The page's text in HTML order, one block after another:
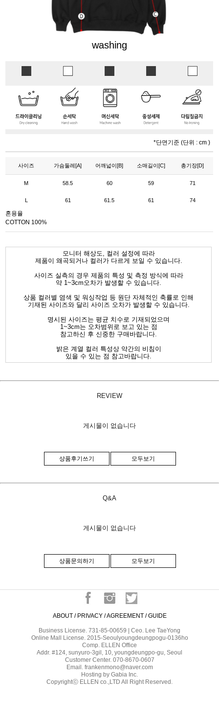
washing
*단면기준 (단위 : cm )
사이즈 가슴둘레[A] 어깨넓이[B] 소매길이[C] 총기장[D]
M 58.5 60 59 71
L 61 61.5 61 74
혼용율
COTTON 100%
모니터 해상도, 컬러 설정에 따라
제품이 왜곡되거나 컬러가 다르게 보일 수 있습니다.
사이즈 실측의 경우 제품의 특성 및 측정 방식에 따라
약 1~3cm오차가 발생할 수 있습니다.
상품 컬러별 염색 및 워싱작업 등 원단 자체적인 축률로 인해
기재된 사이즈와 달리 사이즈 오차가 발생할 수 있습니다.
명시된 사이즈는 평균 치수로 기재되었으며
1~3cm는 오차범위로 보고 있는 점
참고하신 후 신중한 구매바랍니다.
밝은 계열 컬러 특성상 약간의 비침이
있을 수 있는 점 참고바랍니다.
REVIEW
게시물이 없습니다
상품후기쓰기 모두보기
Q&A
게시물이 없습니다
상품문의하기 모두보기
ABOUT / PRIVACY /AGREEMENT / GUIDE
Business License. 731-85-00659 | Ceo. Lee TaeYong
Online Mall License. 2015-Seoulyoungdeungpogu-0136ho
Comp. ELLEN Office
Addr. #124, sunyuro-3gil, 10, youngdeungpo-gu, Seoul
Customer Center. 070-8670-0607
Email. frankenmono@naver.com
Hosting by Gabia Inc.
Copyrightⓒ ELLEN co.,LTD All Right Reserved.